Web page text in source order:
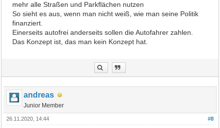
mehr alle Straßen und Parkflächen nutzen
So sieht es aus, wenn man nicht weiß, wie man seine Politik
finanziert.
Einerseits autofrei anderseits sollen die Autofahrer zahlen.
Das Konzept ist, das man kein Konzept hat.
andreas
Junior Member
#8
26.11.2020, 14:44